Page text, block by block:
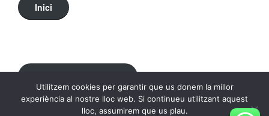
Inici
Utilitzem cookies per garantir que us donem la millor
experiència al nostre lloc web. Si continueu utilitzant aquest
lloc, assumirem que us plau.